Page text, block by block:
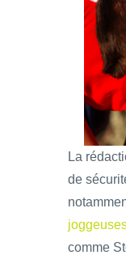
La
de
comme